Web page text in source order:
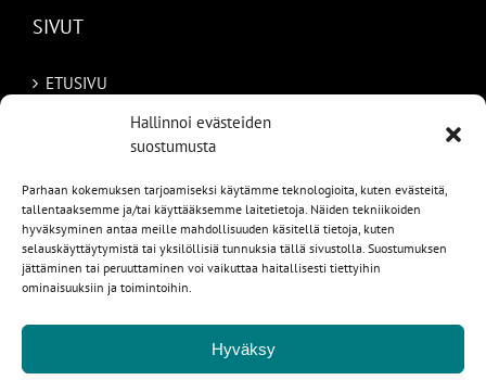
Hallinnoi evästeiden
suostumusta
Parhaan kokemuksen tarjoamiseksi käytämme teknologioita, kuten evästeitä,
tallentaaksemme ja/tai käyttääksemme laitetietoja. Näiden tekniikoiden
hyväksyminen antaa meille mahdollisuuden käsitellä tietoja, kuten
selauskäyttäytymistä tai yksilöllisiä tunnuksia tällä sivustolla. Suostumuksen
jättäminen tai peruuttaminen voi vaikuttaa haitallisesti tiettyihin
ominaisuuksiin ja toimintoihin.
Hyväksy
SIVUT
ETUSIVU
TILAA AUTO RUOTSISTA
PALVELUT